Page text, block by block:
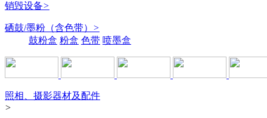
销毁设备>
硒鼓/墨粉（含色带） >
鼓粉盒 粉盒 色带 喷墨盒
照相、摄影器材及配件
>